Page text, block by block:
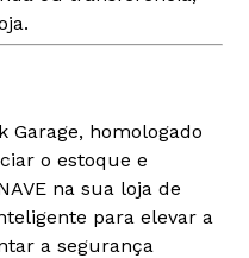
homologado
o estoque e
na sua loja de
para elevar a
a segurança